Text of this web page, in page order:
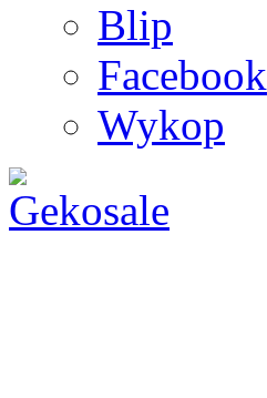
Blip
Facebook
Wykop